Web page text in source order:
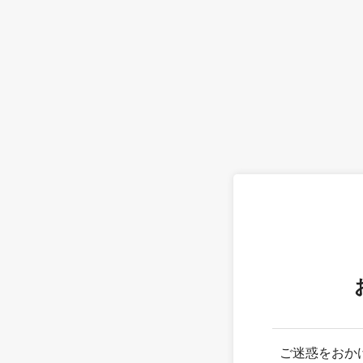
ご迷惑をおか